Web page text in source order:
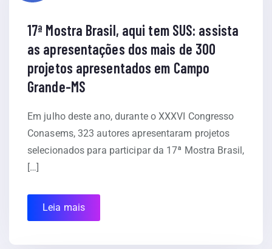
17ª Mostra Brasil, aqui tem SUS: assista
as apresentações dos mais de 300
projetos apresentados em Campo
Grande-MS
Em julho deste ano, durante o XXXVI Congresso
Conasems, 323 autores apresentaram projetos
selecionados para participar da 17ª Mostra Brasil,
[…]
Leia mais